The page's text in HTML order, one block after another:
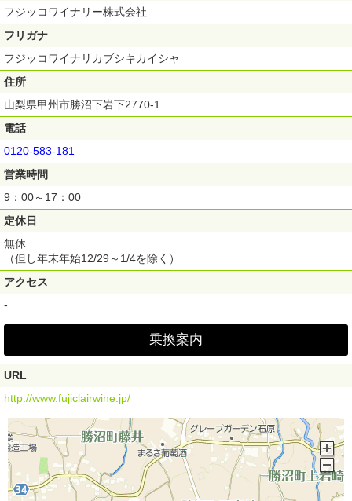
フジッコワイナリー株式会社
フリガナ
フジッコワイナリカブシキカイシャ
住所
山梨県甲州市勝沼下岩下2770-1
電話
0120-583-181
営業時間
9：00～17：00
定休日
無休
（但し年末年始12/29～1/4を除く）
アクセス
-
乗換案内
URL
http://www.fujiclairwine.jp/